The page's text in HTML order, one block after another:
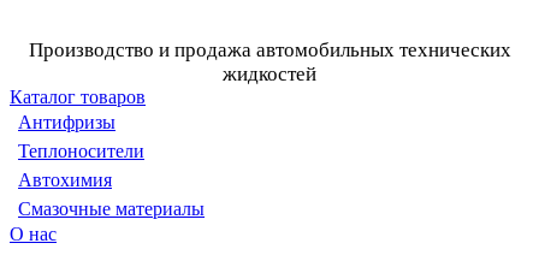
Производство и продажа автомобильных технических
жидкостей
Каталог товаров
Антифризы
Теплоносители
Автохимия
Смазочные материалы
О нас